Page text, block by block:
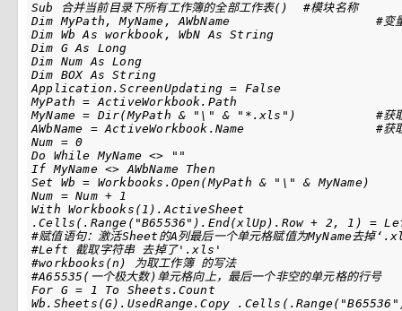
Sub 合并当前目录下所有工作簿的全部工作表()  #模块名称
Dim MyPath, MyName, AWbName	  		#变量声明
Dim Wb As workbook, WbN As String
Dim G As Long
Dim Num As Long
Dim BOX As String
Application.ScreenUpdating = False			#停止屏幕刷新
MyPath = ActiveWorkbook.Path				#获取当前工作文件路径
MyName = Dir(MyPath & "\" & "*.xls")		#获取当前文件名（截取字符串）
AWbName = ActiveWorkbook.Name			#获取当前BookName
Num = 0								#准备进入循环处理
Do While MyName <> ""					#第一个循环体：遍历所有文件 终止条件是 文件名为空
If MyName <> AWbName Then				#条件：文件名当前激活文件不同
Set Wb = Workbooks.Open(MyPath & "\" & MyName)		# 设置工作表的名称（当前Sheet Name）
Num = Num + 1						#计数用于输出
With Workbooks(1).ActiveSheet
.Cells(.Range("B65536").End(xlUp).Row + 2, 1) =
#赋值语句：激活Sheet的A列最后一个单元格赋值为MyName去掉
#Left 截取字符串 去掉了'.xls'
#workbooks(n) 为取工作簿 的写法
#A65535(一个极大数)单元格向上，最后一个非空的单元格的行号
For G = 1 To Sheets.Count					#嵌套循环体：遍历文件的所有Sheets
Wb.Sheets(G).UsedRange.Copy